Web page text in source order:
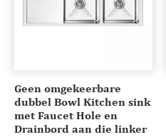
Geen omgekeerbare
dubbel Bowl Kitchen sink
met Faucet Hole en
Drainbord aan die linker